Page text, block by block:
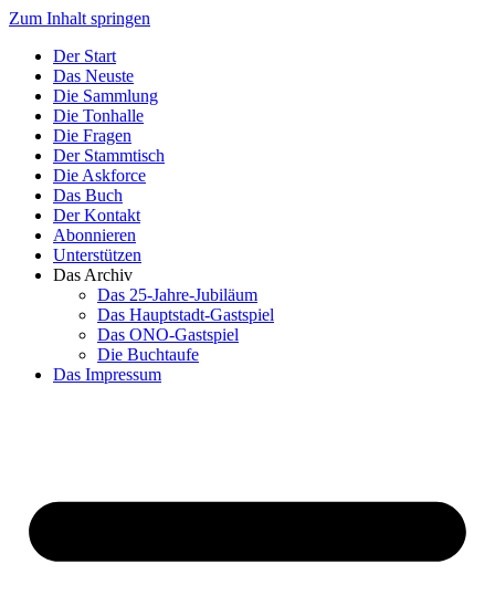
Zum Inhalt springen
Der Start
Das Neuste
Die Sammlung
Die Tonhalle
Die Fragen
Der Stammtisch
Die Askforce
Das Buch
Der Kontakt
Abonnieren
Unterstützen
Das Archiv
Das 25-Jahre-Jubiläum
Das Hauptstadt-Gastspiel
Das ONO-Gastspiel
Die Buchtaufe
Das Impressum